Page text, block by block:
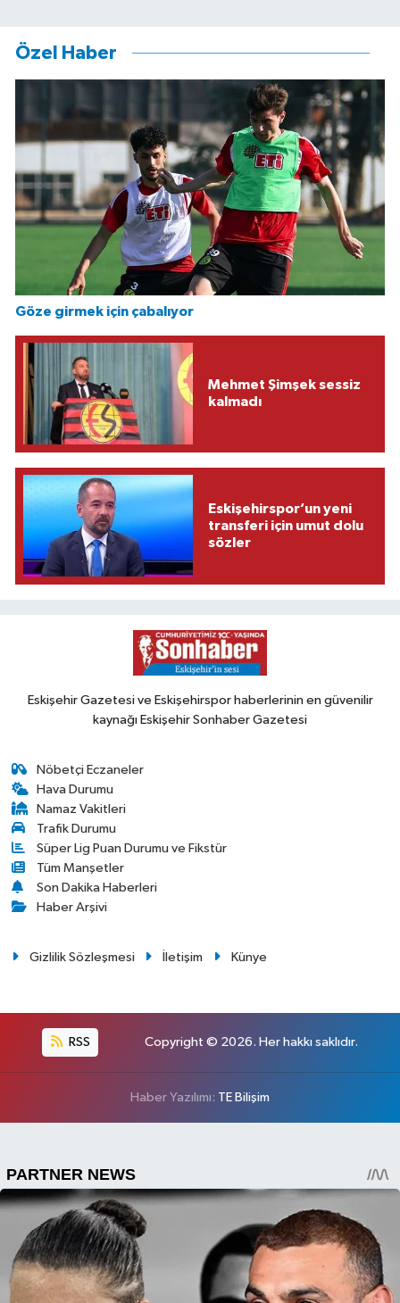
Özel Haber
Göze girmek için çabalıyor
Mehmet Şimşek sessiz
kalmadı
Eskişehirspor’un yeni
transferi için umut dolu
sözler
Eskişehir Gazetesi ve Eskişehirspor haberlerinin en güvenilir
kaynağı Eskişehir Sonhaber Gazetesi
Nöbetçi Eczaneler
Hava Durumu
Namaz Vakitleri
Trafik Durumu
Süper Lig Puan Durumu ve Fikstür
Tüm Manşetler
Son Dakika Haberleri
Haber Arşivi
Gizlilik Sözleşmesi İletişim Künye
RSS Copyright © 2026. Her hakkı saklıdır.
Haber Yazılımı: TE Bilişim